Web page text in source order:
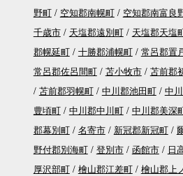
野町
空知郡南幌町 空知郡南富良
千歳市
天塩郡遠別町 天塩郡天塩
郡幌延町
十勝郡浦幌町 常呂郡置
常呂郡佐呂間町
苫小牧市 苫前郡
苫前郡羽幌町
中川郡池田町 中
豊頃町
中川郡中川町 中川郡美深
郡幕別町
名寄市 新冠郡新冠町
野付郡別海町
登別市 函館市 日
厚沢部町
檜山郡江差町 檜山郡上